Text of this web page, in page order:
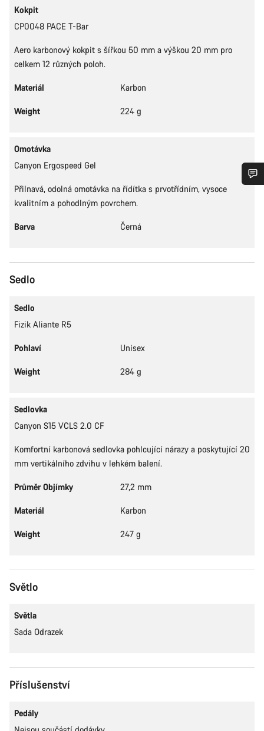
Kokpit
CP0048 PACE T-Bar
Aero karbonový kokpit s šířkou 50 mm a výškou 20 mm pro
celkem 12 různých poloh.
Materiál Karbon
Weight 224 g
Omotávka
Canyon Ergospeed Gel
Přilnavá, odolná omotávka na řídítka s prvotřídním, vysoce
kvalitním a pohodlným povrchem.
Barva Černá
Sedlo
Sedlo
Fizik Aliante R5
Pohlaví Unisex
Weight 284 g
Sedlovka
Canyon S15 VCLS 2.0 CF
Komfortní karbonová sedlovka pohlcující nárazy a poskytující 20
mm vertikálního zdvihu v lehkém balení.
Průměr Objímky 27,2 mm
Materiál Karbon
Weight 247 g
Světlo
Světla
Sada Odrazek
Příslušenství
Pedály
Potřebujete pomoc?
Naši odborníci podpory zákazníků čekají, aby mohli